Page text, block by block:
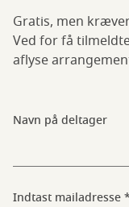
Gratis, men
Ved for få
aflyse
Navn på deltager
Indtast mailadresse